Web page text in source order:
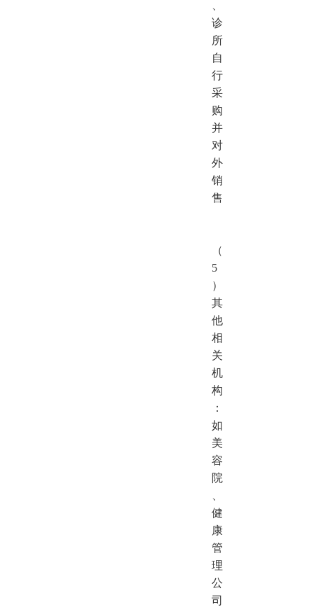
诊
所
自
行
采
购
并
对
外
销
售
（
5
）
其
他
相
关
机
构
：
如
美
容
院
健
康
管
理
公
司